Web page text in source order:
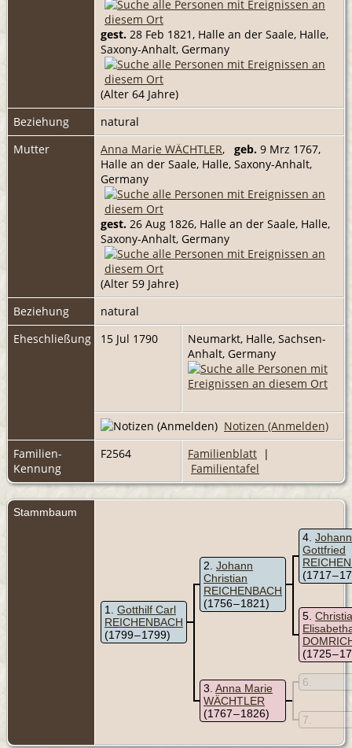
gest. 28 Feb 1821, Halle an der Saale, Halle,
Saxony-Anhalt, Germany
(Alter 64 Jahre)
Beziehung
natural
Mutter
Anna Marie WÄCHTLER, geb. 9 Mrz 1767,
Halle an der Saale, Halle, Saxony-Anhalt,
Germany
gest. 26 Aug 1826, Halle an der Saale, Halle,
Saxony-Anhalt, Germany
(Alter 59 Jahre)
Beziehung
natural
Eheschließung
15 Jul 1790
Neumarkt, Halle, Sachsen-
Anhalt, Germany
Notizen (Anmelden)
Familien-
Kennung
F2564 Familienblatt |
Familientafel
Stammbaum
1
Gotthilf Carl
REICHENBACH
(1799 – 1799)
2 Johann
Christian
REICHENBACH
(1756 – 1821)
4 Johann
Gottfried
(1717 –
5
(1725 –
3 Anna Marie
WÄCHTLER
(1767 – 1826)
6
7